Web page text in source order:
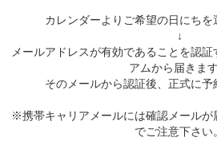
アクセス
注意事項
カレンダーよりご希望の日にちを
↓
メールアドレスが有効であることを認
アムから届きます
そのメールから認証後、正式に予
※携帯キャリアメールには確認メールが
でご注意下さい